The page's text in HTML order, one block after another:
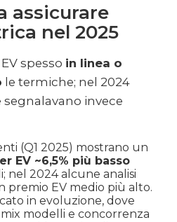
assicurare
nel 2025
spesso in linea o
le termiche; nel 2024
invece
(Q1 2025) mostrano un
EV ~6,5% più basso
nel 2024 alcune analisi
premio EV medio più alto.
in evoluzione, dove
modelli e concorrenza